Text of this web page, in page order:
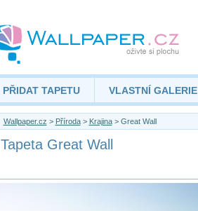
PŘIDAT TAPETU VLASTNÍ GALERIE
Wallpaper.cz > Příroda> Krajina> Great Wall
Tapeta Great Wall